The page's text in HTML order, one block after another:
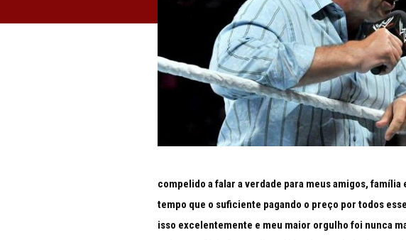
compelido a falar a verdade para meus amigos,
tempo que o suficiente pagando o preço por todos
isso excelentemente e meu maior orgulho foi nunca